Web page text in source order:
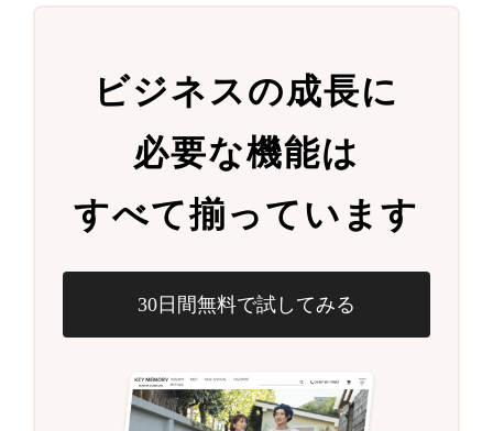
ビジネスの成長に
必要な機能は
すべて揃っています
30日間無料で試してみる